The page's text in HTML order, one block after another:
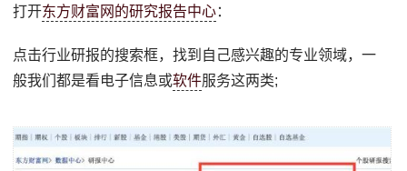
打开东方财富网的研究报告中心：
点击行业研报的搜索框，找到自己感兴趣的专业领域，一
般我们都是看电子信息或软件服务这两类;